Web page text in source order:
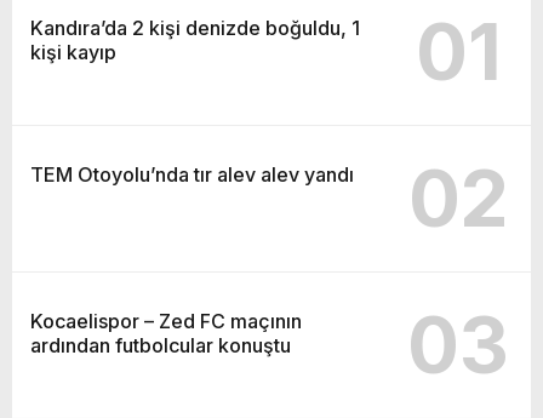
Kandıra’da 2 kişi denizde boğuldu, 1
kişi kayıp
01
TEM Otoyolu’nda tır alev alev yandı 02
Kocaelispor – Zed FC maçının
ardından futbolcular konuştu
03